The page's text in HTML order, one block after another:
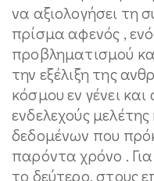
να αξιολογήσει τη
πρίσμα αφενός ,
προβληματισμού
την εξέλιξη της
κόσμου εν γένει
ενδελεχούς
δεδομένων που
παρόντα χρόνο .
το δεύτερο, στους